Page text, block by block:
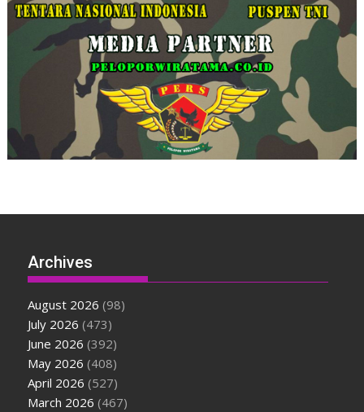
Archives
August 2026 (98)
July 2026 (473)
June 2026 (392)
May 2026 (408)
April 2026 (527)
March 2026 (467)